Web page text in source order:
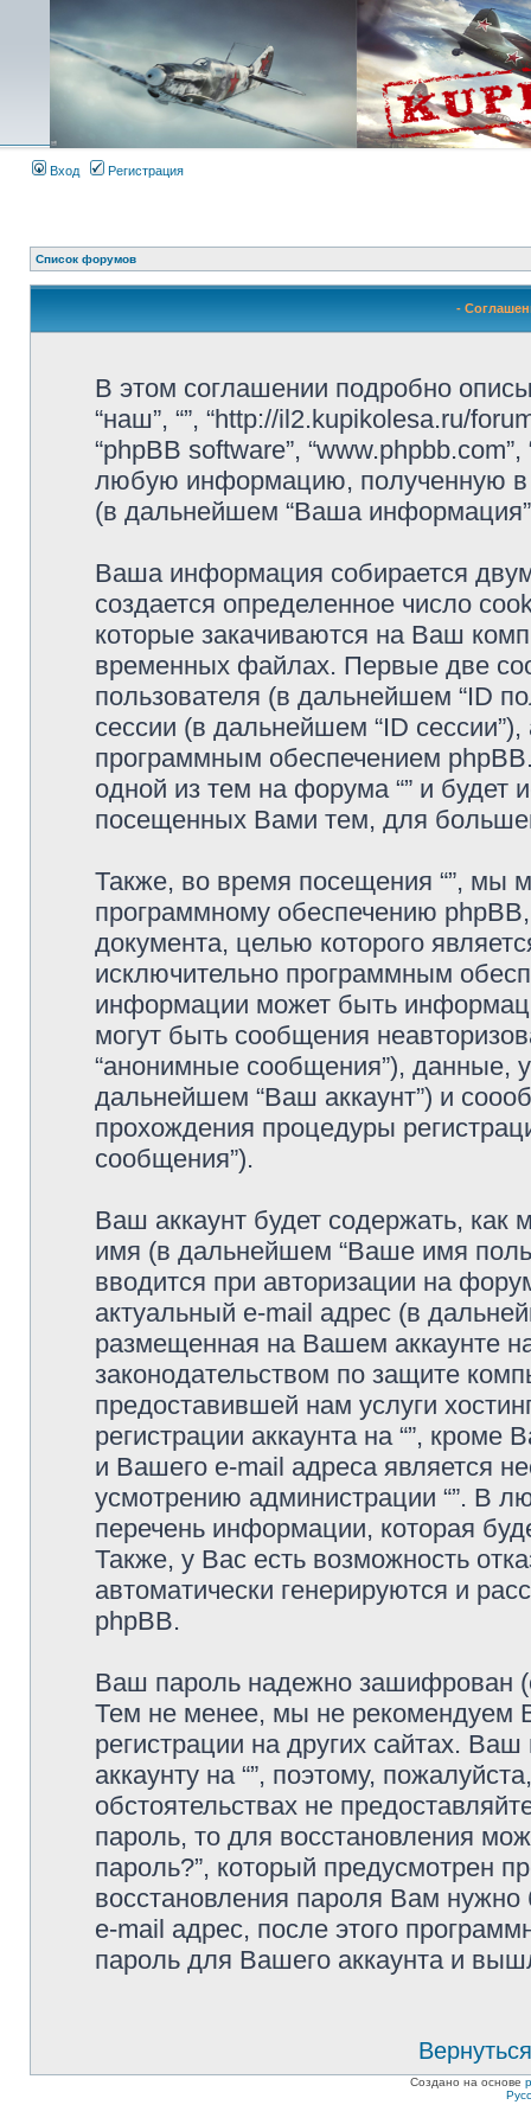
Вход Регистрация
Список форумов
-
В этом соглашении подробно
“наш”, “”, “http://il2.kupikolesa.ru/
“phpBB software”,
любую информацию, полученную в
(в дальнейшем “Ваша
Ваша информация собирается
создается определенное число
которые закачиваются на Ваш
временных файлах. Первые две
пользователя (в дальнейшем “ID
сессии (в дальнейшем “ID
программным обеспечением
одной из тем на форума “” и будет
посещенных Вами тем, для
Также, во время посещения “”, мы
программному обеспечению
документа, целью которого
исключительно программным
информации может быть
могут быть сообщения
“анонимные сообщения”), данные,
дальнейшем “Ваш аккаунт”) и
прохождения процедуры
сообщения”).
Ваш аккаунт будет содержать,
имя (в дальнейшем “Ваше имя
вводится при авторизации на
актуальный e-mail адрес (в
размещенная на Вашем аккаунте
законодательством по защите
предоставившей нам услуги
регистрации аккаунта на “”,
и Вашего e-mail адреса является
усмотрению администрации “”. В
перечень информации, которая
Также, у Вас есть возможность
автоматически генерируются и
phpBB.
Ваш пароль надежно зашифрован
Тем не менее, мы не рекомендуем
регистрации на других сайтах.
аккаунту на “”, поэтому,
обстоятельствах не
пароль, то для восстановления
пароль?”, который предусмотрен
восстановления пароля Вам
e-mail адрес, после этого
пароль для Вашего аккаунта и
Создано на основе